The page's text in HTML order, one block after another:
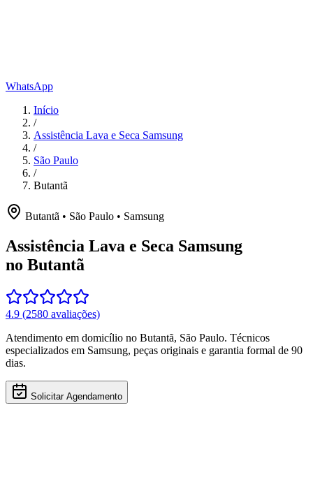
WhatsApp
Início
/
Assistência Lava e Seca Samsung
/
São Paulo
/
Butantã
Butantã • São Paulo • Samsung
Assistência Lava e Seca Samsung
no Butantã
4.9 (2580 avaliações)
Atendimento em domicílio no Butantã, São Paulo. Técnicos
especializados em Samsung, peças originais e garantia formal de 90
dias.
Solicitar Agendamento